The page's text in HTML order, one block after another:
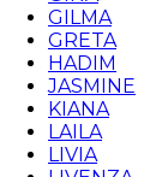
GILMA
GRETA
HADIM
JASMINE
KIANA
LAILA
LIVIA